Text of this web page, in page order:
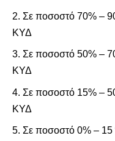
Σε ποσοστό 70% –
ΚΥΔ
Σε ποσοστό 50% –
ΚΥΔ
Σε ποσοστό 15% –
ΚΥΔ
Σε ποσοστό 0% – 15